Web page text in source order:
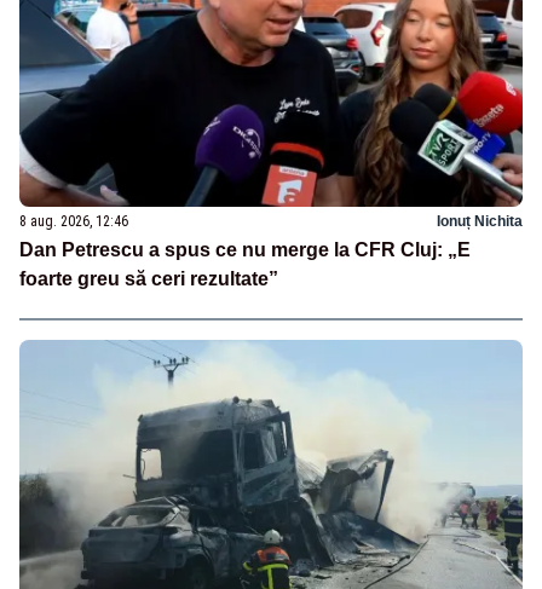
8 aug. 2026, 12:46 Ionuț Nichita
Dan Petrescu a spus ce nu merge la CFR Cluj: „E
foarte greu să ceri rezultate”